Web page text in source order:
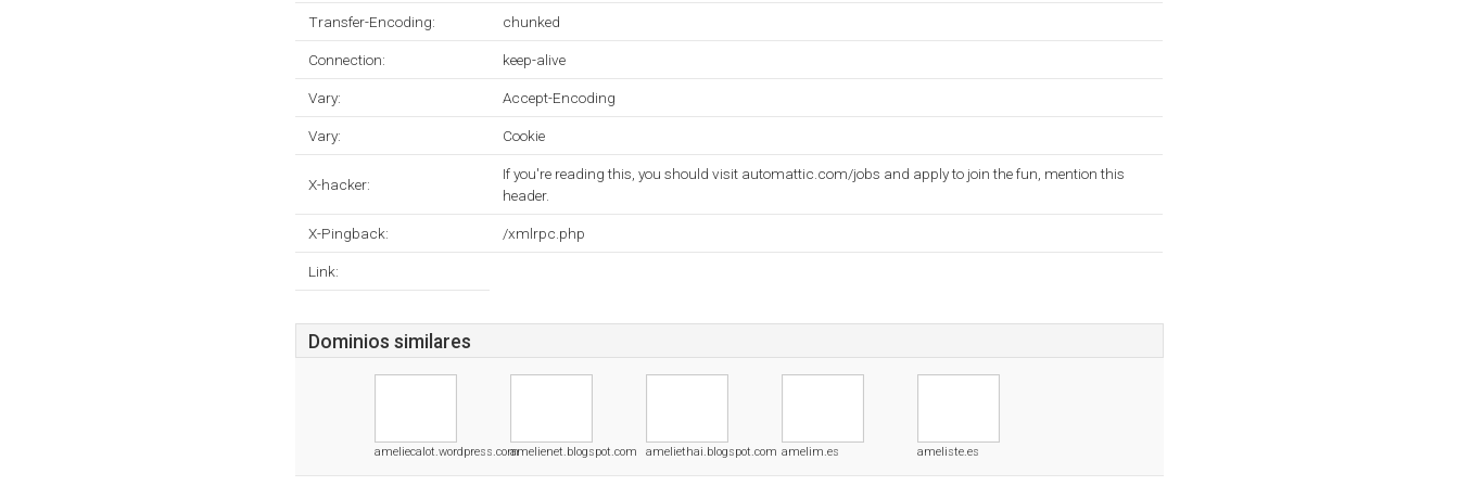
Transfer-Encoding: chunked
Connection: keep-alive
Vary: Accept-Encoding
Vary: Cookie
X-hacker:
If you're reading this, you should visit automattic.com/jobs and apply to join the fun, mention this
header.
X-Pingback: /xmlrpc.php
Link:
Dominios similares
ameliecalot.wordpress.comamelienet.blogspot.com ameliethai.blogspot.com amelim.es ameliste.es